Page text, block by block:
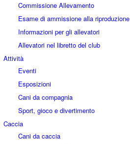
Commissione Allevamento
Esame di ammissione alla riproduzione
Informazioni per gli allevatori
Allevatori nel libretto del club
Attività
Eventi
Esposizioni
Cani da compagnia
Sport, gioco e divertimento
Caccia
Cani da caccia